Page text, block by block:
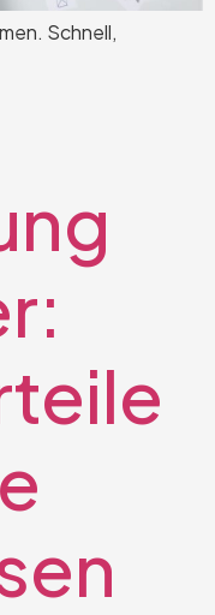
Schnell,